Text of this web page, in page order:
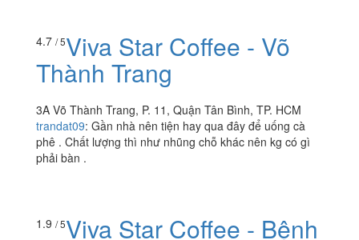
trên này mới đúng
Thành Trang